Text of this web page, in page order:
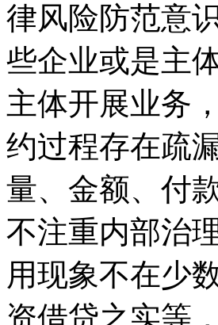
律风险防范意
些企业或是主
主体开展业务
约过程存在疏
量、金额、付
不注重内部治
用现象不在少
资借贷之实等